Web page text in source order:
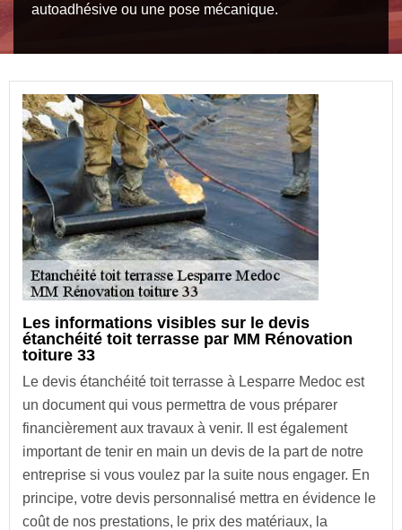
autoadhésive ou une pose mécanique.
Les informations visibles sur le devis
étanchéité toit terrasse par MM Rénovation
toiture 33
Le devis étanchéité toit terrasse à Lesparre Medoc est
un document qui vous permettra de vous préparer
financièrement aux travaux à venir. Il est également
important de tenir en main un devis de la part de notre
entreprise si vous voulez par la suite nous engager. En
principe, votre devis personnalisé mettra en évidence le
coût de nos prestations, le prix des matériaux, la